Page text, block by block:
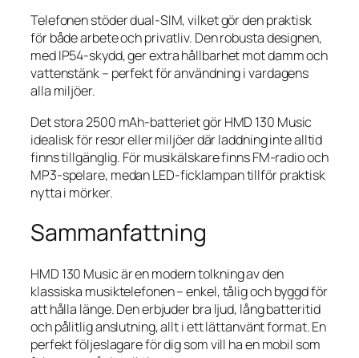
Telefonen stöder dual-SIM, vilket gör den praktisk
för både arbete och privatliv. Den robusta designen,
med IP54-skydd, ger extra hållbarhet mot damm och
vattenstänk – perfekt för användning i vardagens
alla miljöer.
Det stora 2500 mAh-batteriet gör HMD 130 Music
idealisk för resor eller miljöer där laddning inte alltid
finns tillgänglig. För musikälskare finns FM-radio och
MP3-spelare, medan LED-ficklampan tillför praktisk
nytta i mörker.
Sammanfattning
HMD 130 Music är en modern tolkning av den
klassiska musiktelefonen – enkel, tålig och byggd för
att hålla länge. Den erbjuder bra ljud, lång batteritid
och pålitlig anslutning, allt i ett lättanvänt format. En
perfekt följeslagare för dig som vill ha en mobil som